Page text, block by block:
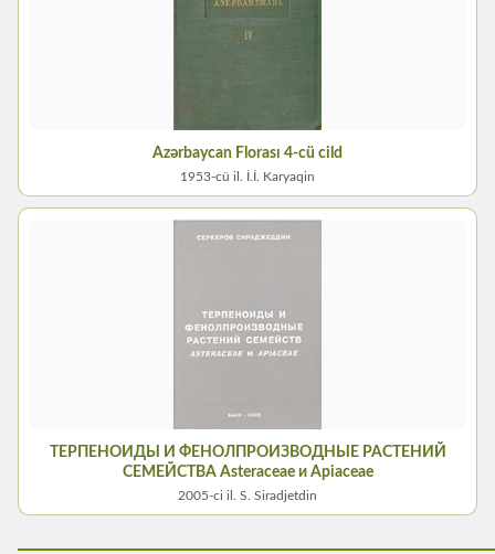
Azərbaycan Florası 4-cü cild
1953-cü il. İ.İ. Karyaqin
ТЕРПЕНОИДЫ И ФЕНОЛПРОИЗВОДНЫЕ РАСТЕНИЙ
СЕМЕЙСТВA Asteraceae и Apiaceae
2005-ci il. S. Siradjetdin